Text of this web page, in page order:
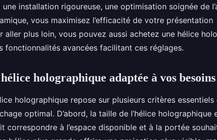
installation rigoureuse, une optimisation soignée de
vous maximisez l’efficacité de votre présentation
aller plus loin, vous pouvez aussi achetez une hélice
fonctionnalités avancées facilitant ces réglages.
holographique adaptée à vos besoins
holographique repose sur plusieurs critères essentiels
optimal. D’abord, la taille de l’hélice holographique
correspondre à l’espace disponible et à la portée